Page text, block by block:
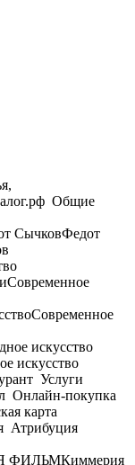
Общие
Федот
Современное
Современное
искусство
Услуги
Онлайн-покупка
карта
Атрибуция
ФИЛЬМКиммерия